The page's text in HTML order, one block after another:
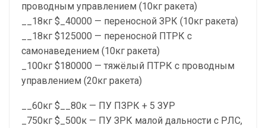
проводным управлением (10кг ракета)
__18кг $_40000 — переносной ЗРК (10кг ракета)
__18кг $125000 — переносной ПТРК с
самонаведением (10кг ракета)
_100кг $180000 — тяжёлый ПТРК с проводным
управлением (20кг ракета)
__60кг $__80к — ПУ ПЗРК + 5 ЗУР
_750кг $_500к — ПУ ЗРК малой дальности с РЛС,